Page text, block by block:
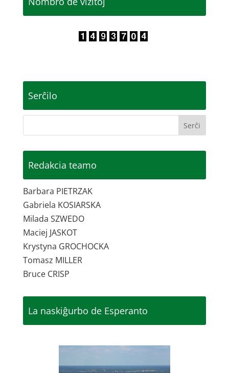
Serĉilo
Redakcia teamo
Barbara PIETRZAK
Gabriela KOSIARSKA
Milada SZWEDO
Maciej JASKOT
Krystyna GROCHOCKA
Tomasz MILLER
Bruce CRISP
La naskiĝurbo de Esperanto